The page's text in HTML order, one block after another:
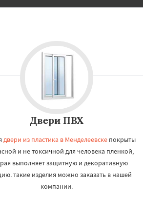
Двери ПВХ
двери из пластика в Менделеевске покрыты
и не токсичной для человека пленкой,
выполняет защитную и декоративную
такие изделия можно заказать в нашей
компании.